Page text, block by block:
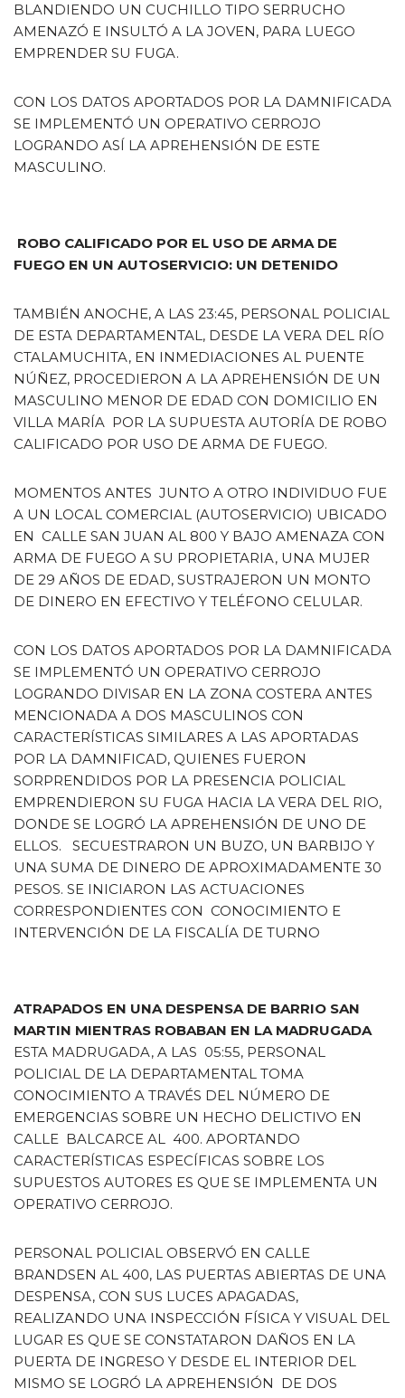
BLANDIENDO UN CUCHILLO TIPO SERRUCHO
AMENAZÓ E INSULTÓ A LA JOVEN, PARA LUEGO
EMPRENDER SU FUGA.
CON LOS DATOS APORTADOS POR LA DAMNIFICADA
SE IMPLEMENTÓ UN OPERATIVO CERROJO
LOGRANDO ASÍ LA APREHENSIÓN DE ESTE
MASCULINO.
ROBO CALIFICADO POR EL USO DE ARMA DE
FUEGO EN UN AUTOSERVICIO: UN DETENIDO
TAMBIÉN ANOCHE, A LAS 23:45, PERSONAL POLICIAL
DE ESTA DEPARTAMENTAL, DESDE LA VERA DEL RÍO
CTALAMUCHITA, EN INMEDIACIONES AL PUENTE
NÚÑEZ, PROCEDIERON A LA APREHENSIÓN DE UN
MASCULINO MENOR DE EDAD CON DOMICILIO EN
VILLA MARÍA POR LA SUPUESTA AUTORÍA DE ROBO
CALIFICADO POR USO DE ARMA DE FUEGO.
MOMENTOS ANTES JUNTO A OTRO INDIVIDUO FUE
A UN LOCAL COMERCIAL (AUTOSERVICIO) UBICADO
EN CALLE SAN JUAN AL 800 Y BAJO AMENAZA CON
ARMA DE FUEGO A SU PROPIETARIA, UNA MUJER
DE 29 AÑOS DE EDAD, SUSTRAJERON UN MONTO
DE DINERO EN EFECTIVO Y TELÉFONO CELULAR.
CON LOS DATOS APORTADOS POR LA DAMNIFICADA
SE IMPLEMENTÓ UN OPERATIVO CERROJO
LOGRANDO DIVISAR EN LA ZONA COSTERA ANTES
MENCIONADA A DOS MASCULINOS CON
CARACTERÍSTICAS SIMILARES A LAS APORTADAS
POR LA DAMNIFICAD, QUIENES FUERON
SORPRENDIDOS POR LA PRESENCIA POLICIAL
EMPRENDIERON SU FUGA HACIA LA VERA DEL RIO,
DONDE SE LOGRÓ LA APREHENSIÓN DE UNO DE
ELLOS. SECUESTRARON UN BUZO, UN BARBIJO Y
UNA SUMA DE DINERO DE APROXIMADAMENTE 30
PESOS. SE INICIARON LAS ACTUACIONES
CORRESPONDIENTES CON CONOCIMIENTO E
INTERVENCIÓN DE LA FISCALÍA DE TURNO
ATRAPADOS EN UNA DESPENSA DE BARRIO SAN
MARTIN MIENTRAS ROBABAN EN LA MADRUGADA
ESTA MADRUGADA, A LAS 05:55, PERSONAL
POLICIAL DE LA DEPARTAMENTAL TOMA
CONOCIMIENTO A TRAVÉS DEL NÚMERO DE
EMERGENCIAS SOBRE UN HECHO DELICTIVO EN
CALLE BALCARCE AL 400. APORTANDO
CARACTERÍSTICAS ESPECÍFICAS SOBRE LOS
SUPUESTOS AUTORES ES QUE SE IMPLEMENTA UN
OPERATIVO CERROJO.
PERSONAL POLICIAL OBSERVÓ EN CALLE
BRANDSEN AL 400, LAS PUERTAS ABIERTAS DE UNA
DESPENSA, CON SUS LUCES APAGADAS,
REALIZANDO UNA INSPECCIÓN FÍSICA Y VISUAL DEL
LUGAR ES QUE SE CONSTATARON DAÑOS EN LA
PUERTA DE INGRESO Y DESDE EL INTERIOR DEL
MISMO SE LOGRÓ LA APREHENSIÓN DE DOS